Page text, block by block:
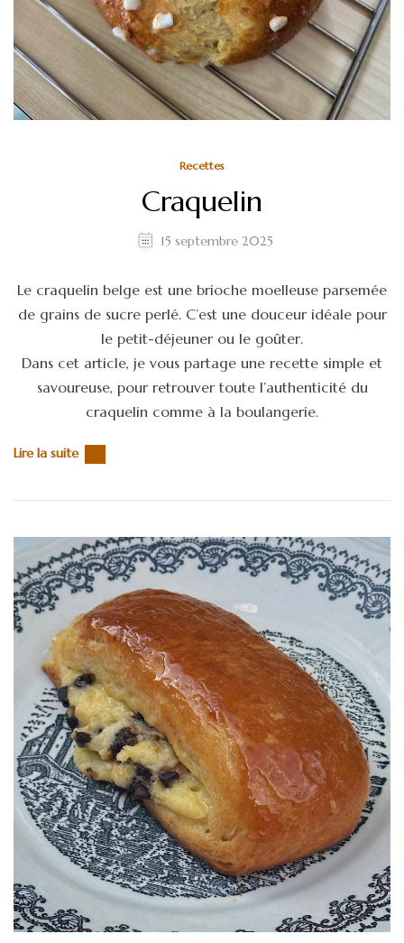
Recettes
Craquelin
15 septembre 2025
Le craquelin belge est une brioche moelleuse parsemée
de grains de sucre perlé. C’est une douceur idéale pour
le petit-déjeuner ou le goûter.
Dans cet article, je vous partage une recette simple et
savoureuse, pour retrouver toute l’authenticité du
craquelin comme à la boulangerie.
Lire la suite